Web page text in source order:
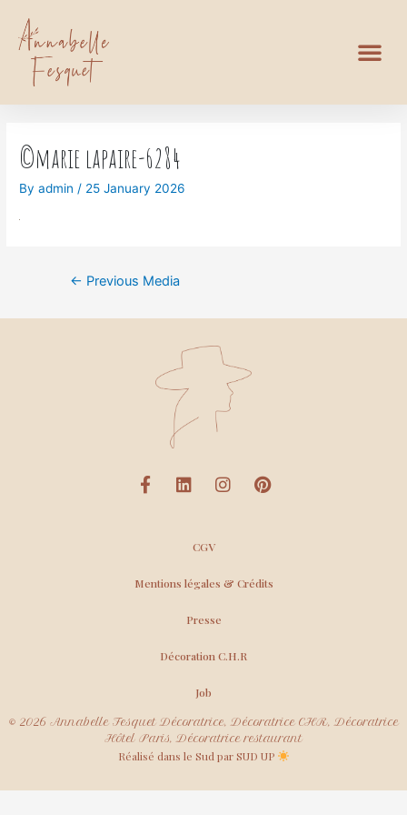
©marie lapaire-6284
Byadmin / 25 January 2026
← Previous Media
CGV
Mentions légales & Crédits
Presse
Décoration C.H.R
Job
© 2026 Annabelle Fesquet Décoratrice, Décoratrice CHR, Décoratrice
Hôtel Paris, Décoratrice restaurant
Réalisé dans le Sud par SUD UP